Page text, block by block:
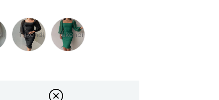
Tükendi Tükendi